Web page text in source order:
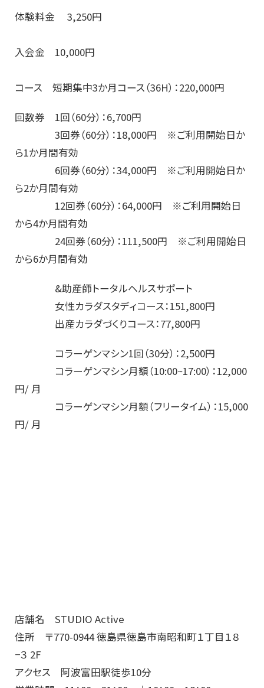
体験料金 3,250円
入会金 10,000円
コース 短期集中3か月コース（36H）：220,000円
回数券 1回（60分）：6,700円
3回券（60分）：18,000円 ※ご利用開始日か
ら1か月間有効
6回券（60分）：34,000円 ※ご利用開始日か
ら2か月間有効
12回券（60分）：64,000円 ※ご利用開始日
から4か月間有効
24回券（60分）：111,500円 ※ご利用開始日
から6か月間有効
&助産師トータルヘルスサポート
女性カラダスタディコース：151,800円
出産カラダづくりコース：77,800円
コラーゲンマシン1回（30分）：2,500円
コラーゲンマシン月額（10:00~17:00）：12,000
円/ 月
コラーゲンマシン月額（フリータイム）：15,000
円/ 月
店舗名 STUDIO Active
住所 〒770-0944 徳島県徳島市南昭和町１丁目１８
−３ 2F
アクセス 阿波富田駅徒歩10分